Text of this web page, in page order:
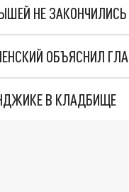
НЕ ЗАКОНЧИЛИСЬ
В КЛАДБИЩЕ